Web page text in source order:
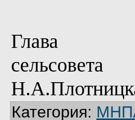
Глава
сельсовета
Категория: